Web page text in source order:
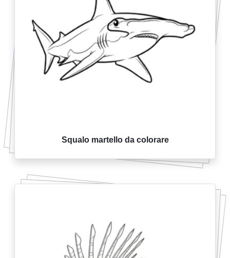
Squalo martello da colorare